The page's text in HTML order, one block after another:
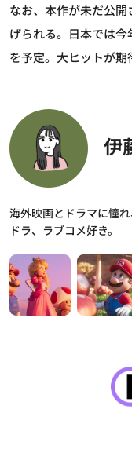
なお、本作が未だ公
げられる。日本では
を予定。大ヒットが期
伊
海外映画とドラマに憧
ドラ、ラブコメ好き。